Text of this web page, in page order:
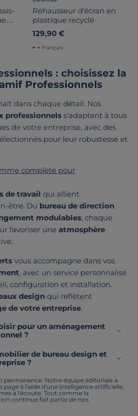
Réhausseur d'écran en
plastique recyclé
129,90 €
Français
: choisissez la
Professionnels
dans chaque détail. Nos
professionnels s'adaptent à tous
de votre entreprise, avec des
pour leur robustesse et
complète pour
de travail qui allient
être. Du bureau de direction
modulables, chaque
favoriser une atmosphère
vous accompagne dans vos
, avec un service personnalisé
configuration et installation.
design qui reflètent
de votre entreprise.
pour un aménagement
?
de bureau design et
?
permanence. Notre équipe éditoriale a
page à l'aide d'une intelligence artificielle.
à l'écoute. Tout comme la
continue fait partie de nos